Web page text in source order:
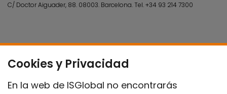
Cookies y Privacidad
En la web de ISGlobal no encontrarás
C/ Doctor Aiguader, 88. 08003. Barcelona.Tel.+34 93 214 7300